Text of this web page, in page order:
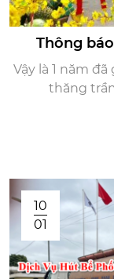
Thông
Vậy là 1 năm
thăng
10
01